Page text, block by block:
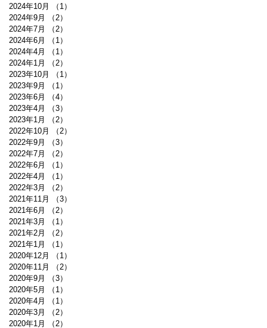
2024年10月
（1）
2024年9月
（2）
2024年7月
（2）
2024年6月
（1）
2024年4月
（1）
2024年1月
（2）
2023年10月
（1）
2023年9月
（1）
2023年6月
（4）
2023年4月
（3）
2023年1月
（2）
2022年10月
（2）
2022年9月
（3）
2022年7月
（2）
2022年6月
（1）
2022年4月
（1）
2022年3月
（2）
2021年11月
（3）
2021年6月
（2）
2021年3月
（1）
2021年2月
（2）
2021年1月
（1）
2020年12月
（1）
2020年11月
（2）
2020年9月
（3）
2020年5月
（1）
2020年4月
（1）
2020年3月
（2）
2020年1月
（2）